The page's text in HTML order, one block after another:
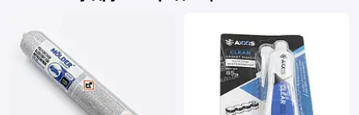
Внимание:
автозапчасти отправляем по предоплате
300 грнили самовывоз.